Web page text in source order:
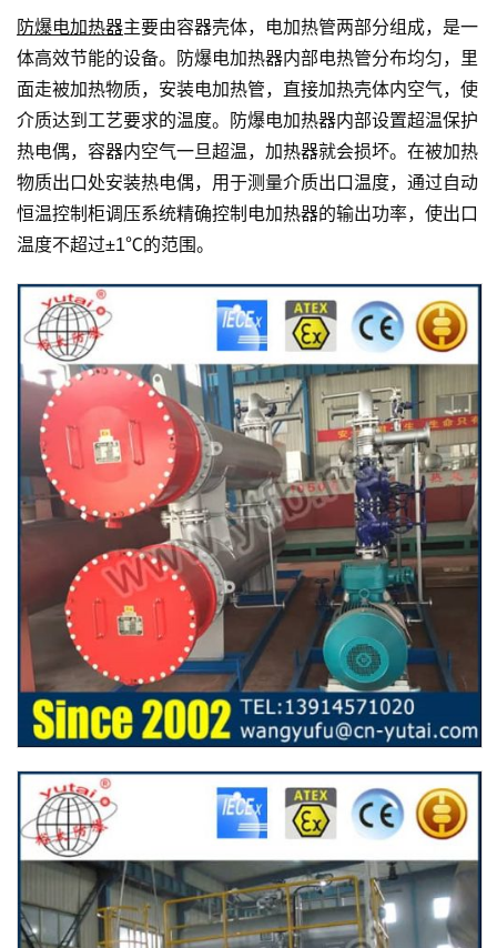
防爆电加热器主要由容器壳体，电加热管两部分组成，是一
体高效节能的设备。防爆电加热器内部电热管分布均匀，里
面走被加热物质，安装电加热管，直接加热壳体内空气，使
介质达到工艺要求的温度。防爆电加热器内部设置超温保护
热电偶，容器内空气一旦超温，加热器就会损坏。在被加热
物质出口处安装热电偶，用于测量介质出口温度，通过自动
恒温控制柜调压系统精确控制电加热器的输出功率，使出口
温度不超过±1℃的范围。